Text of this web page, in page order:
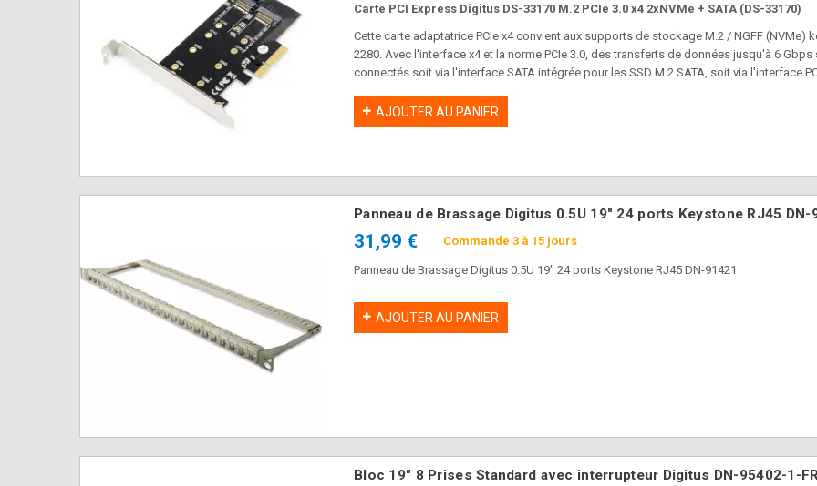
Carte PCI Express Digitus DS-33170 M.2 PCIe 3.0 x4 2xNVMe + SATA (DS-33170)
Cette carte adaptatrice PCIe x4 convient aux supports de stockage M.2 / NGFF (NVMe)
2280. Avec l'interface x4 et la norme PCIe 3.0, des transferts de données jusqu'à 6
connectés soit via l'interface SATA intégrée pour les SSD M.2 SATA, soit via l'interface
AJOUTER AU PANIER
Panneau de Brassage Digitus 0.5U 19" 24 ports Keystone RJ45 DN-
31,99 € Commande 3 à 15 jours
Panneau de Brassage Digitus 0.5U 19" 24 ports Keystone RJ45 DN-91421
AJOUTER AU PANIER
Bloc 19" 8 Prises Standard avec interrupteur Digitus DN-95402-1-FR